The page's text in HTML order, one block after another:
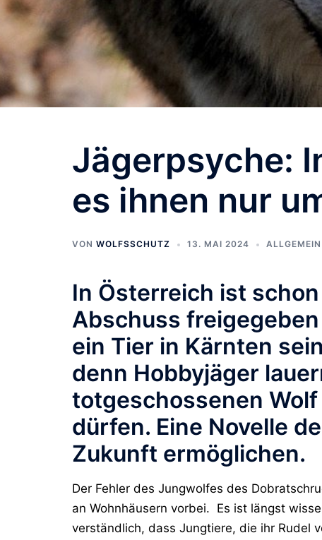
Jägerpsyche:
es ihnen nur
VON WOLFSSCHUTZ 13. MAI 2024 ALLGEMEIN
In Österreich ist
Abschuss
ein Tier in Kärnten
denn Hobbyjäger
totgeschossenen
dürfen. Eine Novelle
Zukunft ermöglichen.
Der Fehler des Jungwolfes des
an Wohnhäusern vorbei. Es ist längst
verständlich, dass Jungtiere, die ihr Rudel